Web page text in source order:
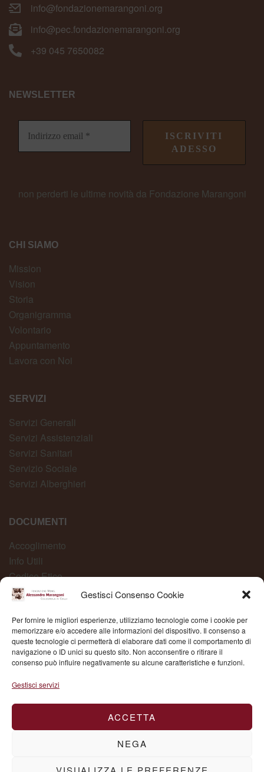
Gestisci Consenso Cookie
Per fornire le migliori esperienze, utilizziamo tecnologie come i cookie per
memorizzare e/o accedere alle informazioni del dispositivo. Il consenso a
queste tecnologie ci permetterà di elaborare dati come il comportamento di
navigazione o ID unici su questo sito. Non acconsentire o ritirare il
consenso può influire negativamente su alcune caratteristiche e funzioni.
Gestisci servizi
ACCETTA
NEGA
info@fondazionemarangoni.org
info@pec.fondazionemarangoni.org
+39 045 7650082
CHI SIAMO
Mission
Vision
Storia
Organigramma
Volontario
Appuntamento
Lavora con Noi
SERVIZI
Servizi Generali
Servizi Assistenziali
Servizi Sanitari
Servizio Sociale
Servizi Alberghieri
DOCUMENTI
Accoglimento
Info Utili
Codice Etico
Carta dei Servizi
Whistleblowing
NEWSLETTER
non perderti le ultime novità da Fondazione Marangoni
Fond. Mons. Alessandro Marangoni © 2025 | P.IVA